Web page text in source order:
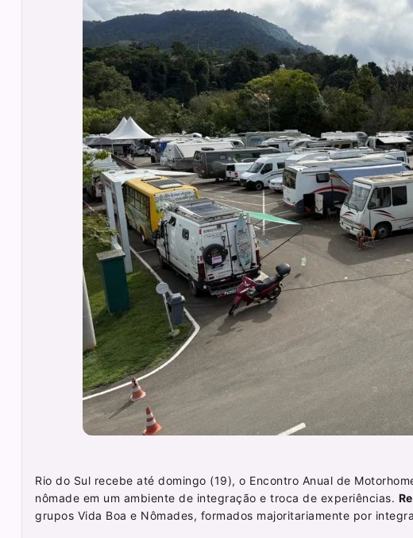
Rio do Sul recebe até domingo (19), o Encontro Anual de
nômade em um ambiente de integração e troca de experiências.
grupos Vida Boa e Nômades, formados majoritariamente por